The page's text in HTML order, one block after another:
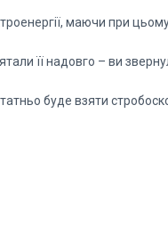
маючи при
її надовго – ви
буде взяти